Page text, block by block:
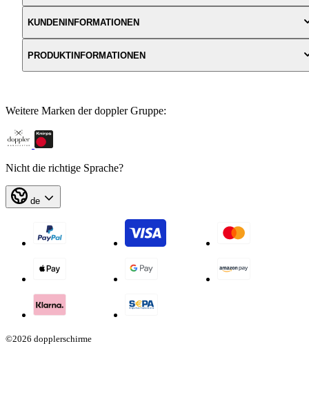
KUNDENINFORMATIONEN
PRODUKTINFORMATIONEN
Weitere Marken der doppler Gruppe:
Nicht die richtige Sprache?
de
©2026 dopplerschirme